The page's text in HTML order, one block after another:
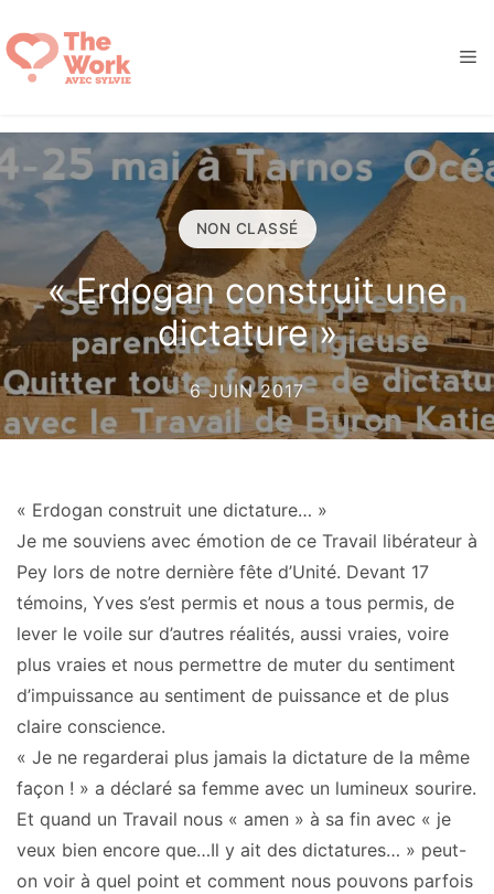
au
contenu
NON CLASSÉ
« Erdogan construit une
dictature »
6 JUIN 2017
« Erdogan construit une dictature… »
Je me souviens avec émotion de ce Travail libérateur à
Pey lors de notre dernière fête d’Unité. Devant 17
témoins, Yves s’est permis et nous a tous permis, de
lever le voile sur d’autres réalités, aussi vraies, voire
plus vraies et nous permettre de muter du sentiment
d’impuissance au sentiment de puissance et de plus
claire conscience.
« Je ne regarderai plus jamais la dictature de la même
façon ! » a déclaré sa femme avec un lumineux sourire.
Et quand un Travail nous « amen » à sa fin avec « je
veux bien encore que…Il y ait des dictatures… » peut-
on voir à quel point et comment nous pouvons parfois